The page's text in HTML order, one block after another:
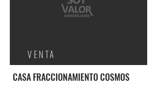
VENTA
CASA FRACCIONAMIENTO COSMOS